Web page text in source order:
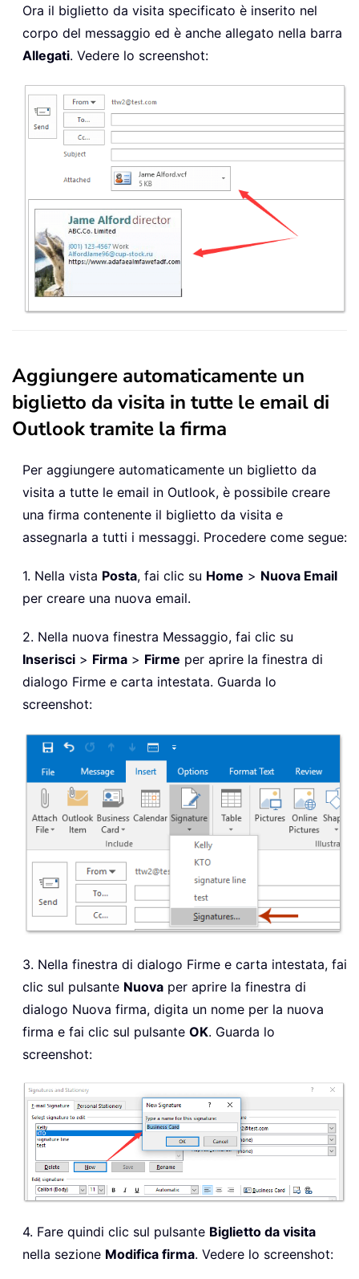
Ora il biglietto da visita specificato è inserito nel
corpo del messaggio ed è anche allegato nella barra
Allegati. Vedere lo screenshot:
Aggiungere automaticamente un
biglietto da visita in tutte le email di
Outlook tramite la firma
Per aggiungere automaticamente un biglietto da
visita a tutte le email in Outlook, è possibile creare
una firma contenente il biglietto da visita e
assegnarla a tutti i messaggi. Procedere come segue:
1. Nella vista Posta, fai clic su Home > Nuova Email
per creare una nuova email.
2. Nella nuova finestra Messaggio, fai clic su
Inserisci > Firma > Firme per aprire la finestra di
dialogo Firme e carta intestata. Guarda lo
screenshot:
3. Nella finestra di dialogo Firme e carta intestata, fai
clic sul pulsante Nuova per aprire la finestra di
dialogo Nuova firma, digita un nome per la nuova
firma e fai clic sul pulsante OK. Guarda lo
screenshot:
4. Fare quindi clic sul pulsante Biglietto da visita
nella sezione Modifica firma. Vedere lo screenshot: